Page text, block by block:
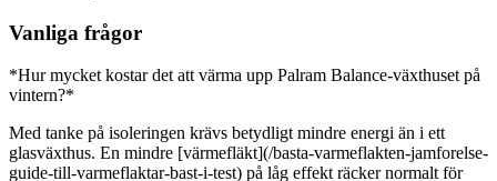
Vanliga frågor
*Hur mycket kostar det att värma upp Palram Balance-växthuset på
vintern?*
Med tanke på isoleringen krävs betydligt mindre energi än i ett
glasväxthus. En mindre [värmefläkt](/basta-varmeflakten-jamforelse-
guide-till-varmeflaktar-bast-i-test) på låg effekt räcker normalt för